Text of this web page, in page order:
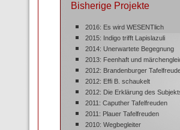
Bisherige Projekte
2016: Es wird WESENTlich
2015: Indigo trifft Lapislazuli
2014: Unerwartete Begegnung
2013: Feenhaft und
2012: Brandenburger
2012: Effi B. schaukelt
2012: Die Erklärung des
2011: Caputher Tafelfreuden
2011: Plauer Tafelfreuden
2010: Wegbegleiter